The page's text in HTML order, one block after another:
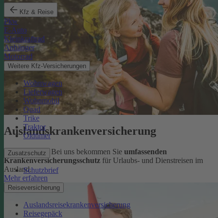
Kfz & Reise
Pkw
E-Auto
Kleinkraftrad
Anhänger
Motorrad
Weitere Kfz-Versicherungen
Wohnwagen
Lieferwagen
Wohnmobil
Quad
Trike
Traktor
Oldtimer
Zusatzschutz
Schutzbrief
Reiseversicherung
Auslandsreisekrankenversicherung
Reisegepäck
Auslandskrankenversicherung
Sorglos reisen: Bei uns bekommen Sie umfassenden
Krankenversicherungsschutz für Urlaubs- und Dienstreisen im
Ausland.
Mehr erfahren